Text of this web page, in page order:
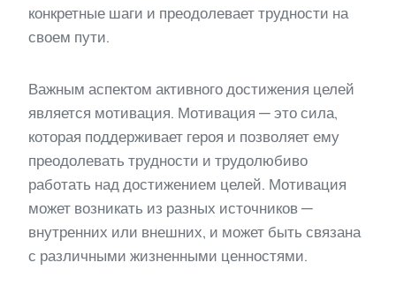
конкретные шаги и преодолевает трудности на
своем пути.
Важным аспектом активного достижения целей
является мотивация. Мотивация — это сила,
которая поддерживает героя и позволяет ему
преодолевать трудности и трудолюбиво
работать над достижением целей. Мотивация
может возникать из разных источников —
внутренних или внешних, и может быть связана
с различными жизненными ценностями.